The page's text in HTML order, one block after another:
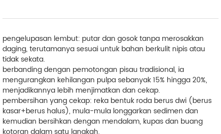
pengelupasan lembut: putar dan gosok tanpa merosakkan
daging, terutamanya sesuai untuk bahan berkulit nipis atau
tidak sekata.
berbanding dengan pemotongan pisau tradisional, ia
mengurangkan kehilangan pulpa sebanyak 15% hingga 20%,
menjadikannya lebih menjimatkan dan cekap.
pembersihan yang cekap: reka bentuk roda berus dwi (berus
kasar+berus halus), mula-mula longgarkan sedimen dan
kemudian bersihkan dengan mendalam, kupas dan buang